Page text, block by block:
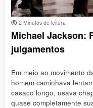
2 Minutos de leitura
Michael Jackson:
julgamentos
Em meio ao movimento
homem caminhava
casaco longo, usava
quase completamente